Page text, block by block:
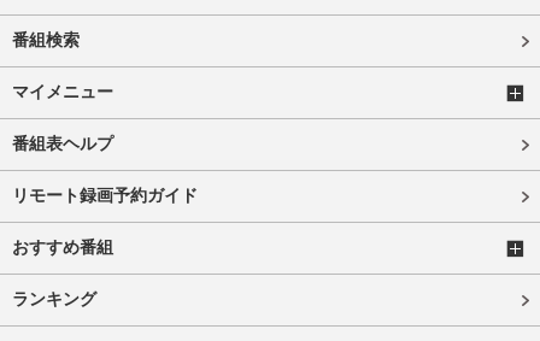
番組検索
マイメニュー
番組表ヘルプ
リモート録画予約ガイド
おすすめ番組
ランキング